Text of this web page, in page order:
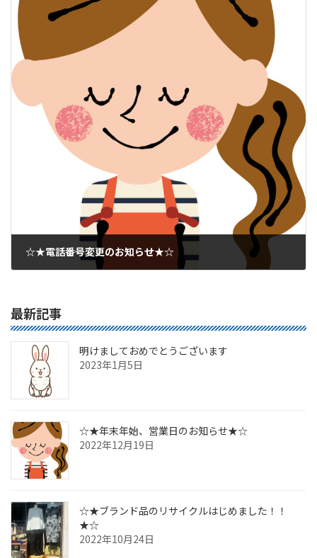
☆★電話番号変更のお知らせ★☆
最新記事
明けましておめでとうございます
2023年1月5日
☆★年末年始、営業日のお知らせ★☆
2022年12月19日
☆★ブランド品のリサイクルはじめました！！
★☆
2022年10月24日